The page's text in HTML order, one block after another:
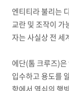
엔티티라 불리는
교란 및 조작이 가
자는 사실상 전 세
에단(톰 크루즈)
입수하고 용도를